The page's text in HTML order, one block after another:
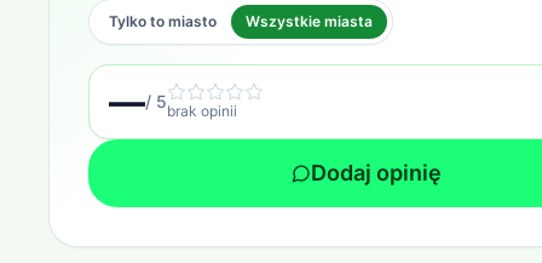
Tylko to miasto Wszystkie miasta
—/ 5brak opinii
Dodaj opinię